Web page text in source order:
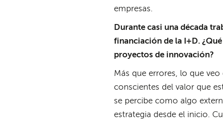
empresas.
Durante casi una década
financiación de la I+D.
proyectos de innovación?
Más que errores, lo que
conscientes del valor que
se percibe como algo
estrategia desde el inicio.